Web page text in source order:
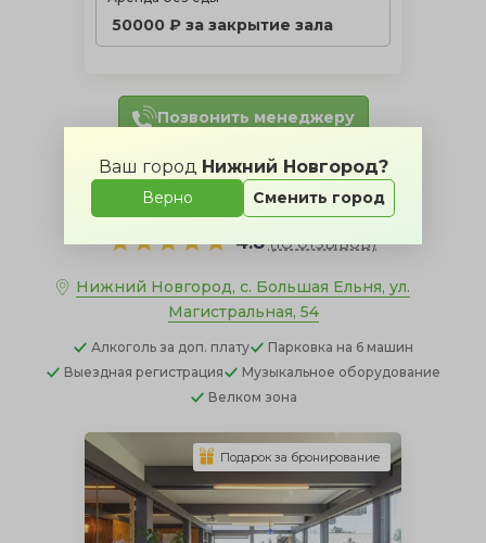
Ваш город Нижний Новгород?
Верно Сменить город
50000 ₽ за закрытие зала
Позвонить менеджеру
Стеклянный дом
4.8 (18 отзывов)
Нижний Новгород, с. Большая Ельня, ул.
Магистральная, 54
Алкоголь за доп. плату Парковка на 6 машин
Выездная регистрация
Музыкальное оборудование
Велком зона
Подарок за бронирование